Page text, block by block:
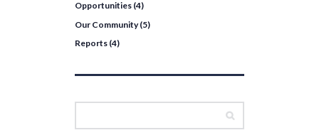
Opportunities (4)
Our Community(5)
Reports (4)